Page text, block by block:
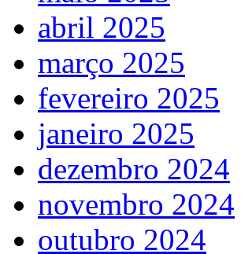
abril 2025
março 2025
fevereiro 2025
janeiro 2025
dezembro 2024
novembro 2024
outubro 2024